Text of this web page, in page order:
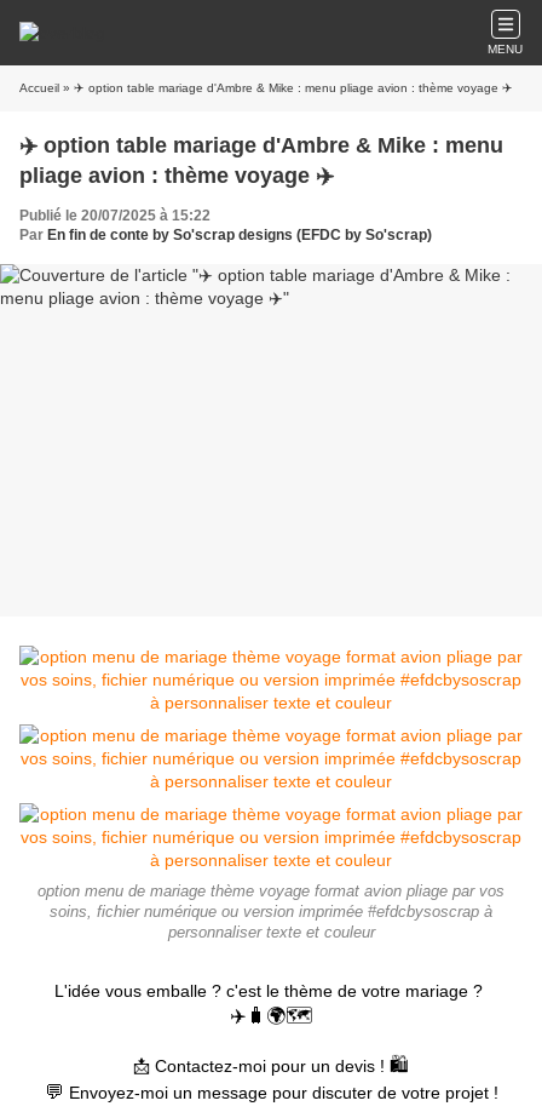
MENU
Accueil » ✈️ option table mariage d'Ambre & Mike : menu pliage avion : thème voyage ✈️
✈️ option table mariage d'Ambre & Mike : menu
pliage avion : thème voyage ✈️
Publié le 20/07/2025 à 15:22
Par En fin de conte by So'scrap designs (EFDC by So'scrap)
option menu de mariage thème voyage format avion pliage par vos
soins, fichier numérique ou version imprimée #efdcbysoscrap à
personnaliser texte et couleur
L'idée vous emballe ? c'est le thème de votre mariage ?
✈️ 🧳 🌍🗺️
📩 Contactez-moi pour un devis ! 🛍️
💬 Envoyez-moi un message pour discuter de votre projet !